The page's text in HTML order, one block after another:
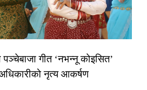
पञ्चेबाजा गीत ‘नभन्नू कोइसित’
नृत्य आकर्षण